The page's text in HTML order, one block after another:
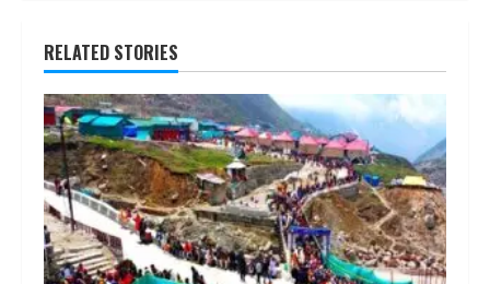
RELATED STORIES